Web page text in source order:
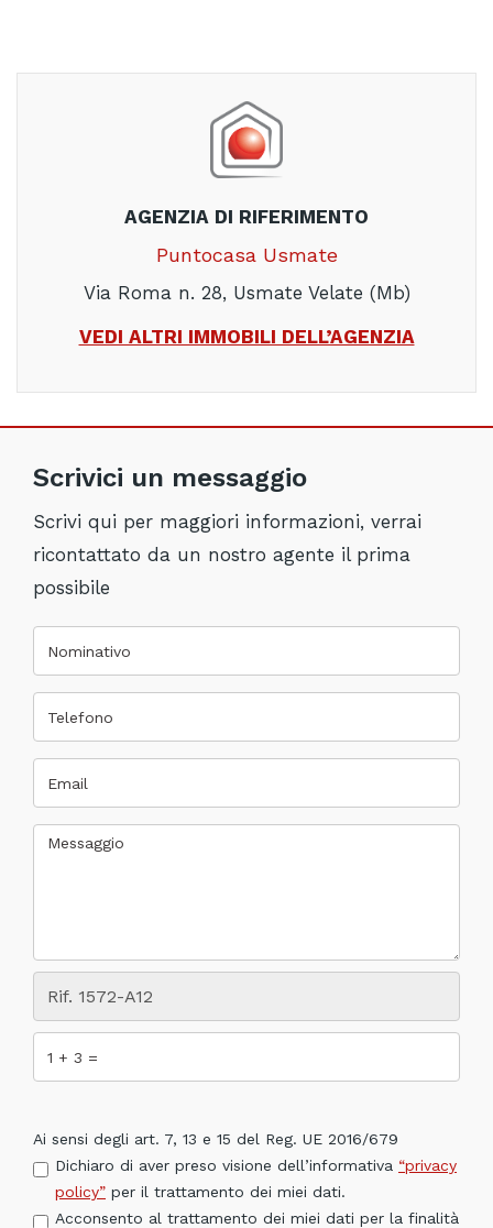
AGENZIA DI RIFERIMENTO
Puntocasa Usmate
Via Roma n. 28, Usmate Velate (Mb)
VEDI ALTRI IMMOBILI DELL’AGENZIA
Scrivici un messaggio
Scrivi qui per maggiori informazioni, verrai
ricontattato da un nostro agente il prima
possibile
Ai sensi degli art. 7, 13 e 15 del Reg. UE 2016/679
Dichiaro di aver preso visione dell’informativa “privacy
policy” per il trattamento dei miei dati.
Acconsento al trattamento dei miei dati per la finalità